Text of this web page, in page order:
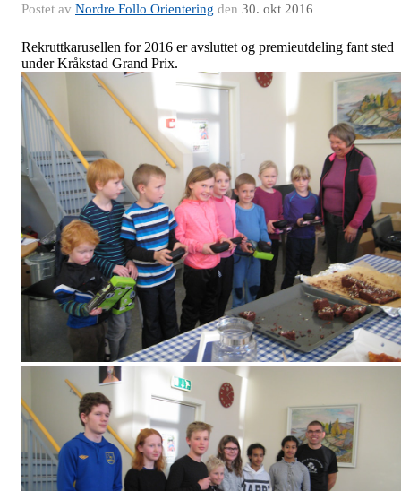
Postet av Nordre Follo Orientering den 30. okt 2016
Rekruttkarusellen for 2016 er avsluttet og premieutdeling fant sted
under Kråkstad Grand Prix.